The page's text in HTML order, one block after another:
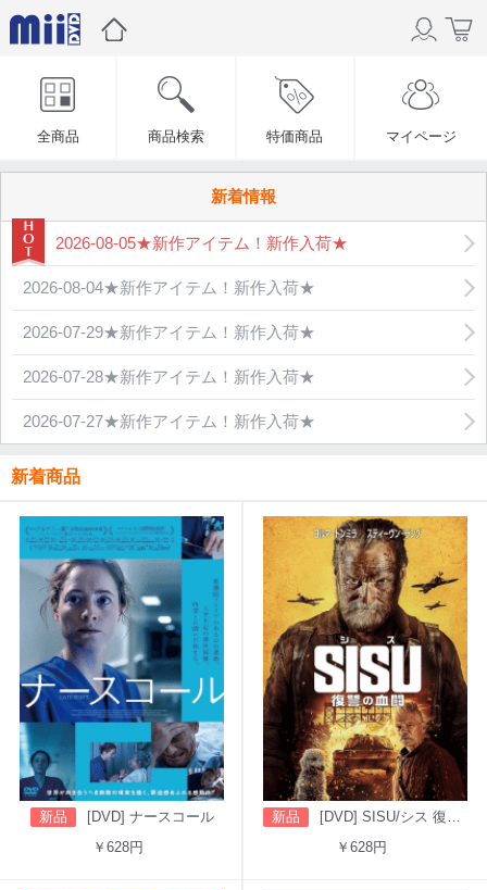
全商品 商品検索 特価商品 マイページ
新着情報
2026-08-05★新作アイテム！新作入荷★
2026-08-04★新作アイテム！新作入荷★
2026-07-29★新作アイテム！新作入荷★
2026-07-28★新作アイテム！新作入荷★
2026-07-27★新作アイテム！新作入荷★
新着商品
新品
[DVD] ナースコール
￥628円
新品
[DVD] SISU/シス 復讐の血闘（吹替版）
￥628円